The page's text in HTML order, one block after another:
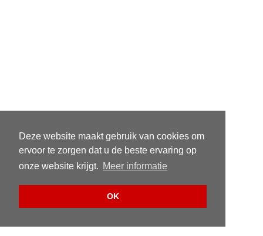
Deze website maakt gebruik van cookies om
ervoor te zorgen dat u de beste ervaring op
onze website krijgt. Meer informatie
OK